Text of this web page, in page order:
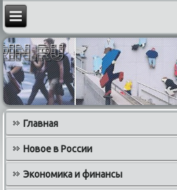
Главная
Новое в России
Экономика и финансы